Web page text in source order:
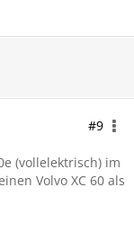
#9
(vollelektrisch) im
Volvo XC 60 als